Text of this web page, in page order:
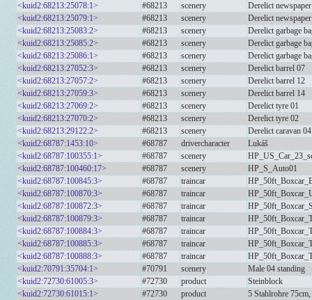
<kuid2:68213:25078:1>
#68213 scenery
Derelict
<kuid2:68213:25079:1>
#68213 scenery
Derelict
<kuid2:68213:25083:2>
#68213 scenery
Derelict garbage
<kuid2:68213:25085:2>
#68213 scenery
Derelict garbage
<kuid2:68213:25086:1>
#68213 scenery
Derelict garbage
<kuid2:68213:27052:3>
#68213 scenery
Derelict barrel 07
<kuid2:68213:27057:2>
#68213 scenery
Derelict barrel 12
<kuid2:68213:27059:3>
#68213 scenery
Derelict barrel 14
<kuid2:68213:27069:2>
#68213 scenery
Derelict tyre 01
<kuid2:68213:27070:2>
#68213 scenery
Derelict tyre 02
<kuid2:68213:29122:2>
#68213 scenery
Derelict caravan 04
<kuid2:68787:1453:10>
#68787 drivercharacter
Lukáš
<kuid2:68787:100355:1>
#68787 scenery
<kuid2:68787:100460:17>
#68787 scenery
HP_S_Auto01
<kuid2:68787:100845:3>
#68787 traincar
<kuid2:68787:100870:3>
#68787 traincar
<kuid2:68787:100872:3>
#68787 traincar
<kuid2:68787:100879:3>
#68787 traincar
<kuid2:68787:100884:3>
#68787 traincar
<kuid2:68787:100885:3>
#68787 traincar
<kuid2:68787:100888:3>
#68787 traincar
<kuid2:70791:35704:1>
#70791 scenery
Male 04 standing
<kuid2:72730:61005:3>
#72730 product
Steinblock
<kuid2:72730:61015:1>
#72730 product
5 Stahlrohre